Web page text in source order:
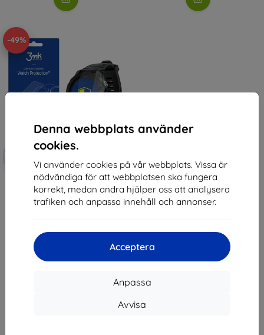
Denna webbplats använder
cookies.
Vi använder cookies på vår webbplats. Vissa är
nödvändiga för att webbplatsen ska fungera
korrekt, medan andra hjälper oss att analysera
trafiken och anpassa innehåll och annonser.
Acceptera
Anpassa
Avvisa
-49%
Rabatt
kupong
3MK FlexibleGlass Watch
Kruger&Matz Activity Black
Hybrid Glass
173 kr
Sista varan i lager